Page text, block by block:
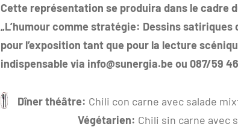
Cette représentation se produira dans le cadre
„L’humour comme stratégie: Dessins satiriques
pour l’exposition tant que pour la lecture
indispensable via info@sunergia.be ou 087/59
Dîner théâtre: Chili con carne avec salade
Végétarien: Chili sin carne avec